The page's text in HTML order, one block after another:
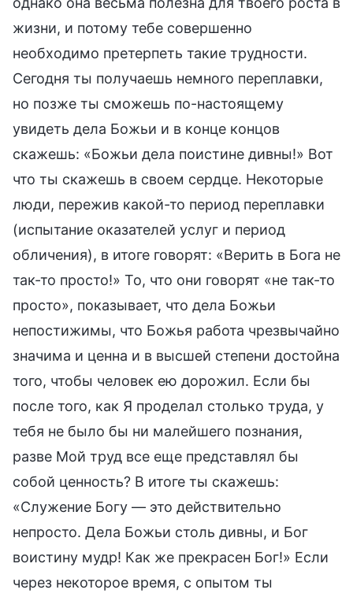
жизни, и потому тебе совершенно
необходимо претерпеть такие трудности.
Сегодня ты получаешь немного переплавки,
но позже ты сможешь по-настоящему
увидеть дела Божьи и в конце концов
скажешь: «Божьи дела поистине дивны!» Вот
что ты скажешь в своем сердце. Некоторые
люди, пережив какой-то период переплавки
(испытание оказателей услуг и период
обличения), в итоге говорят: «Верить в Бога не
так-то просто!» То, что они говорят «не так-то
просто», показывает, что дела Божьи
непостижимы, что Божья работа чрезвычайно
значима и ценна и в высшей степени достойна
того, чтобы человек ею дорожил. Если бы
после того, как Я проделал столько труда, у
тебя не было бы ни малейшего познания,
разве Мой труд все еще представлял бы
собой ценность? В итоге ты скажешь:
«Служение Богу — это действительно
непросто. Дела Божьи столь дивны, и Бог
воистину мудр! Как же прекрасен Бог!» Если
через некоторое время, с опытом ты